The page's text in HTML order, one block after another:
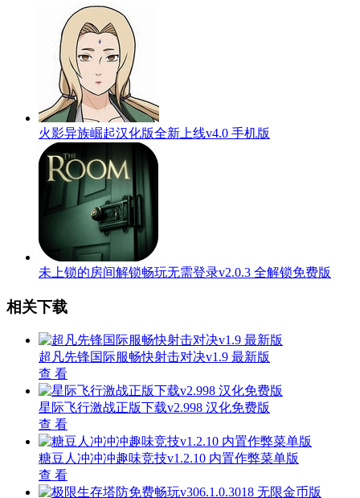
火影异族崛起汉化版全新上线v4.0 手机版
未上锁的房间解锁畅玩无需登录v2.0.3 全解锁免费版
相关下载
超凡先锋国际服畅快射击对决v1.9 最新版
查 看
星际飞行激战正版下载v2.998 汉化免费版
查 看
糖豆人冲冲冲趣味竞技v1.2.10 内置作弊菜单版
查 看